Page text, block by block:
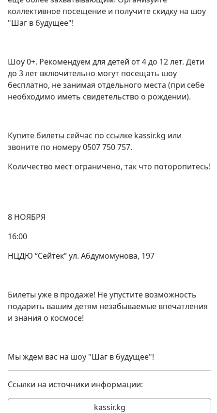
коллективное посещение и получите скидку на шоу
"Шаг в будущее"!
Шоу 0+. Рекомендуем для детей от 4 до 12 лет. Дети
до 3 лет включительно могут посещать шоу
бесплатно, не занимая отдельного места (при себе
необходимо иметь свидетельство о рождении).
Купите билеты сейчас по ссылке kassir.kg или
звоните по номеру 0507 750 757.
Количество мест ограничено, так что поторопитесь!
8 НОЯБРЯ
16:00
НЦДЮ “Сейтек” ул. Абдумомунова, 197
Билеты уже в продаже! Не упустите возможность
подарить вашим детям незабываемые впечатления
и знания о космосе!
Мы ждем вас на шоу "Шаг в будущее"!
Ссылки на источники информации:
kassir.kg